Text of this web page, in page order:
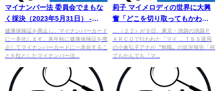
マイナンバー法 委員会でまもな
く採決（2023年5月31日） -
YouTube
健康保険証を廃止し、マイナンバーカード
に一本化します。来年秋に健康保険証を廃
止してマイナンバーカードに一本化するこ
とを柱としたマイナンバー法...
莉子 マイ メロディの世界に大興
奮「どこを切り取ってもかわい
い空間です」 - goo ニュース
... （２２）が９日、東京・池袋の池袋Ｐ
ＡＲＣＯで行われた「マイ ... ＴＢＳ退局
の小倉弘子アナが〝無職〟の近況報告「何
でもかんでも『マ...